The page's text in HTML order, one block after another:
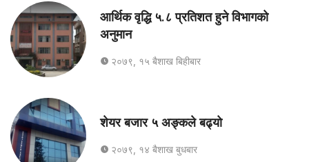
आर्थिक वृद्धि ५.८ प्रतिशत हुने विभागको
अनुमान
२०७९, १५ बैशाख बिहीबार
शेयर बजार ५ अङ्कले बढ्यो
२०७९, १४ बैशाख बुधबार